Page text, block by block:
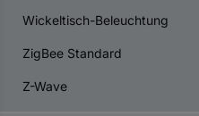
Wickeltisch-Beleuchtung
ZigBee Standard
Z-Wave